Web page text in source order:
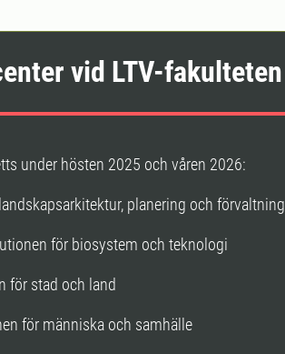
vid LTV-fakulteten
under hösten 2025 och våren 2026:
planering och förvaltning
för biosystem och teknologi
för stad och land
för människa och samhälle